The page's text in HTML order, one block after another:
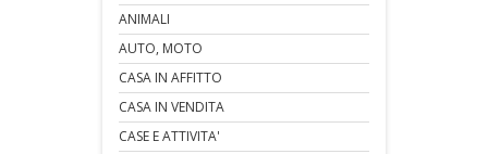
ANIMALI
AUTO, MOTO
CASA IN AFFITTO
CASA IN VENDITA
CASE E ATTIVITA'